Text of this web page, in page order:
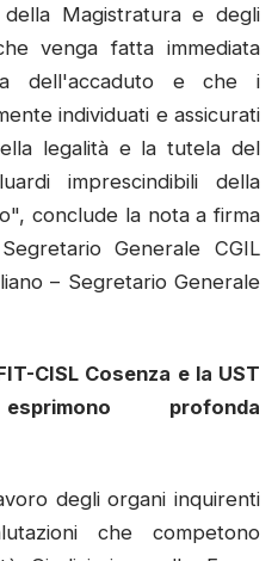
Magistratura e degli
venga fatta immediata
dell'accaduto e che i
individuati e assicurati
legalità e la tutela del
imprescindibili della
conclude la nota a firma
Generale CGIL
– Segretario Generale
CISL Cosenza e la UST
profonda
degli organi inquirenti
che competono